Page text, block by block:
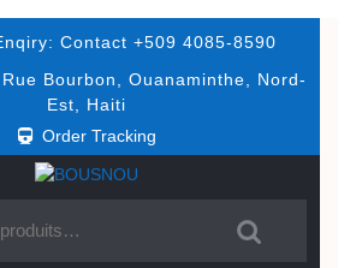
Contact +509 4085-8590
Bourbon, Ouanaminthe, Nord-
Est, Haiti
Order Tracking